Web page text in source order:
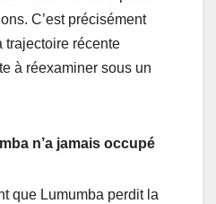
C’est précisément
trajectoire récente
à réexaminer sous un
n’a jamais occupé
que Lumumba perdit la